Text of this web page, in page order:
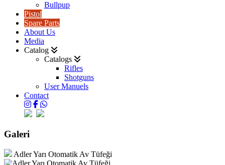
Bullpup
Pistol
Spare Parts
About Us
Media
Catalog
Catalogs
Rifles
Shotguns
User Manuels
Contact
Galeri
Adler Yarı Otomatik Av Tüfeği